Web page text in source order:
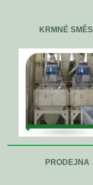
KRMNÉ SMĚSI
PRODEJNA